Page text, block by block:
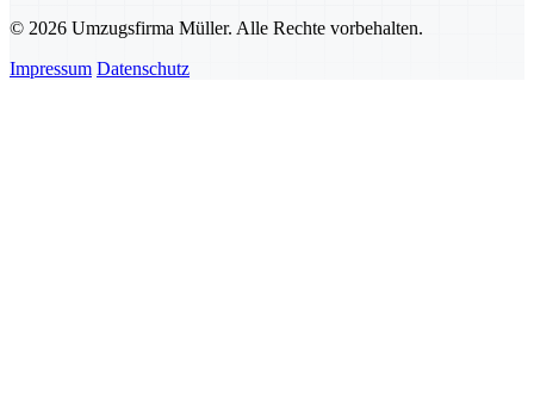
© 2026 Umzugsfirma Müller. Alle Rechte vorbehalten.
Impressum Datenschutz